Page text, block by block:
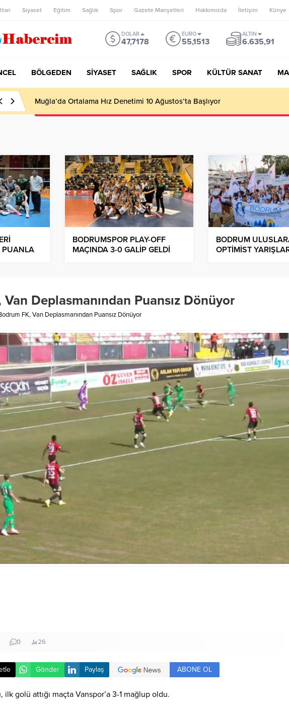
Siyaset Eğitim Sağlık Spor Gazete Manşetleri Hakkımızda İletişim Künye
DOLAR
47,7178
EURO
55,1513
ALTIN
6.635,91
BÖLGEDEN SİYASET SAĞLIK SPOR KÜLTÜR SANAT
Ankara; “Bodrum’un misyonu, mottosu, vizyonu; genç oyuncuları parlatıp
PUANLA
BODRUMSPOR PLAY-OFF
MAÇINDA 3-0 GALİP GELDİ
BODRUM
OPTİMİST
Deplasmanından Puansız Dönüyor
FK, Van Deplasmanından Puansız Dönüyor
0 26
Gönder Paylaş ABONE OL
golü attığı maçta Vanspor’a 3-1 mağlup oldu.